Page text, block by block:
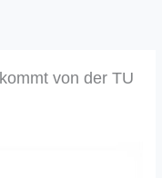
von der TU